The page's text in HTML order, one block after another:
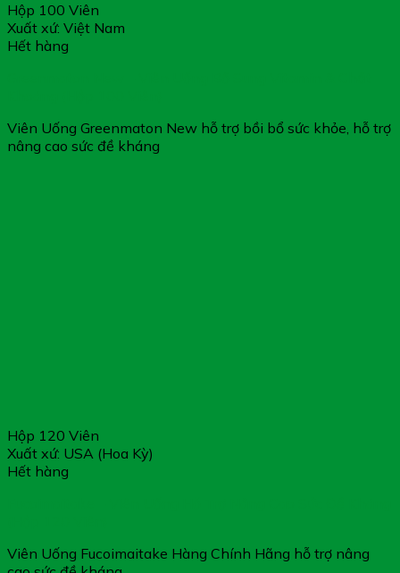
Hộp 100 Viên
Xuất xứ: Việt Nam
Hết hàng
Viên Uống Greenmaton New hỗ trợ bồi bổ sức khỏe, hỗ trợ
nâng cao sức đề kháng
Hộp 120 Viên
Xuất xứ: USA (Hoa Kỳ)
Hết hàng
Viên Uống Fucoimaitake Hàng Chính Hãng hỗ trợ nâng